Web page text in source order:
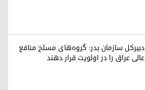
دبیرکل سازمان بدر: گروه‌های مسلح منافع
عالی عراق را در اولویت قرار دهند